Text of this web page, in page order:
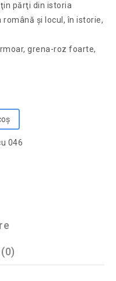
părţi din istoria
şi locul, în istorie,
grena-roz foarte,
046